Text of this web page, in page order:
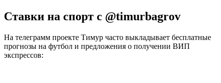
Ставки на спорт с @timurbagrov
На телеграмм проекте Тимур часто выкладывает бесплатные
прогнозы на футбол и предложения о получении ВИП
экспрессов: